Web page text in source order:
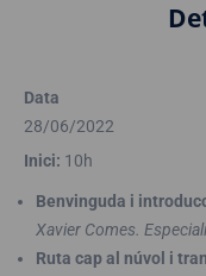
Data
28/06/2022
Inici: 10h
Benvinguda i
Xavier Comes.
Ruta cap al núvol i